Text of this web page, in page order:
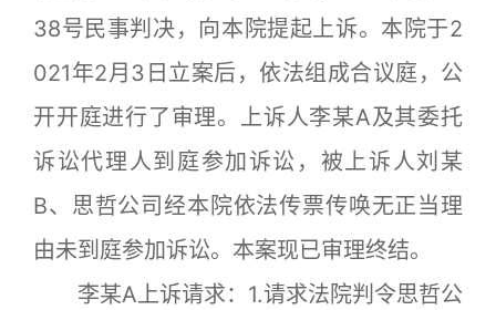
38号民事判决，向本院提起上诉。本院于2
021年2月3日立案后，依法组成合议庭，公
开开庭进行了审理。上诉人李某A及其委托
诉讼代理人到庭参加诉讼，被上诉人刘某
B、思哲公司经本院依法传票传唤无正当理
由未到庭参加诉讼。本案现已审理终结。
李某A上诉请求：1.请求法院判令思哲公